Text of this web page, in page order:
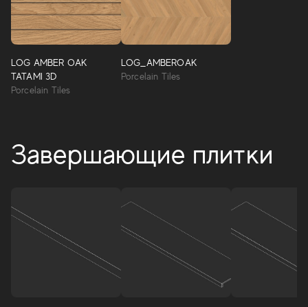
LOG AMBER OAK
TATAMI 3D
Porcelain Tiles
LOG_AMBEROAK
Porcelain Tiles
Завершающие плитки
Log
Первая коллекция керамогранита с эффектом
натурального дуба, созданная совместно со
специалистами по дереву, компанией Itlas. Начиная с
лучших природных образцов, тщательно отобранных